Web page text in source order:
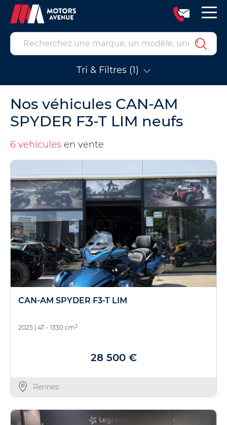
Tri & Filtres (1)
Nos véhicules CAN-AM
SPYDER F3-T LIM neufs
6 vehicules en vente
CAN-AM SPYDER F3-T LIM
2025 4T - 1330 cm3
28 500 €
Rennes